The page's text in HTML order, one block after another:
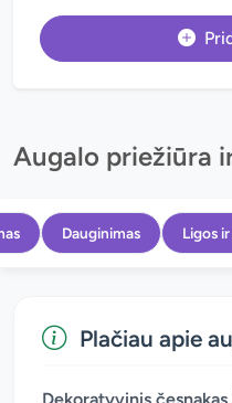
Augalo priežiūra
Dauginimas Ligos
Plačiau apie